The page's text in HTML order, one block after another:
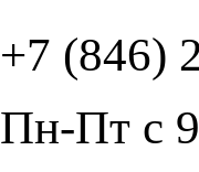
+7 (846)
Пн-Пт с